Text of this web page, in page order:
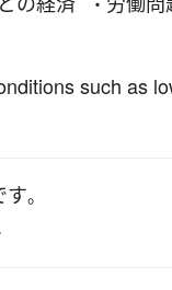
such as
す。